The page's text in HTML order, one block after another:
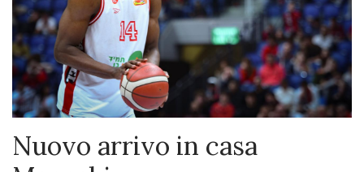
Nuovo arrivo in casa